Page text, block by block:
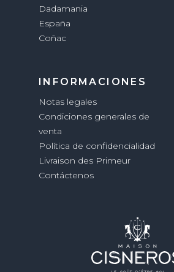
Dadamania
España
Coñac
INFORMACIONES
Notas legales
Condiciones generales de
venta
Política de confidencialidad
Livraison des Primeur
Contáctenos